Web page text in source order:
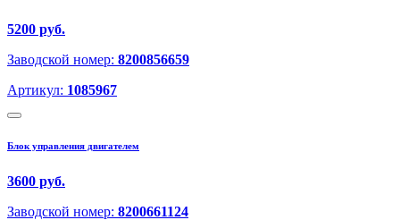
5200 руб.
Заводской номер: 8200856659
Артикул: 1085967
Блок управления двигателем
3600 руб.
Заводской номер: 8200661124